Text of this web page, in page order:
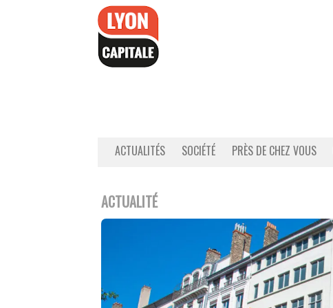
ACTUALITÉS
SOCIÉTÉ PRÈS DE CHEZ VOUS
ACTUALITÉ